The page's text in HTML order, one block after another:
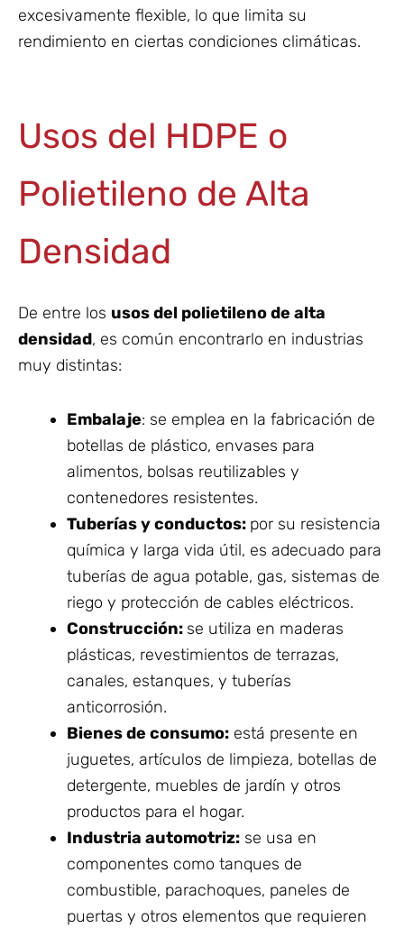
excesivamente flexible, lo que limita su
rendimiento en ciertas condiciones climáticas.
Usos del HDPE o
Polietileno de Alta
Densidad
De entre los usos del polietileno de alta
densidad, es común encontrarlo en industrias
muy distintas:
Embalaje: se emplea en la fabricación de
botellas de plástico, envases para
alimentos, bolsas reutilizables y
contenedores resistentes.
Tuberías y conductos: por su resistencia
química y larga vida útil, es adecuado para
tuberías de agua potable, gas, sistemas de
riego y protección de cables eléctricos.
Construcción: se utiliza en maderas
plásticas, revestimientos de terrazas,
canales, estanques, y tuberías
anticorrosión.
Bienes de consumo: está presente en
juguetes, artículos de limpieza, botellas de
detergente, muebles de jardín y otros
productos para el hogar.
Industria automotriz: se usa en
componentes como tanques de
combustible, parachoques, paneles de
puertas y otros elementos que requieren